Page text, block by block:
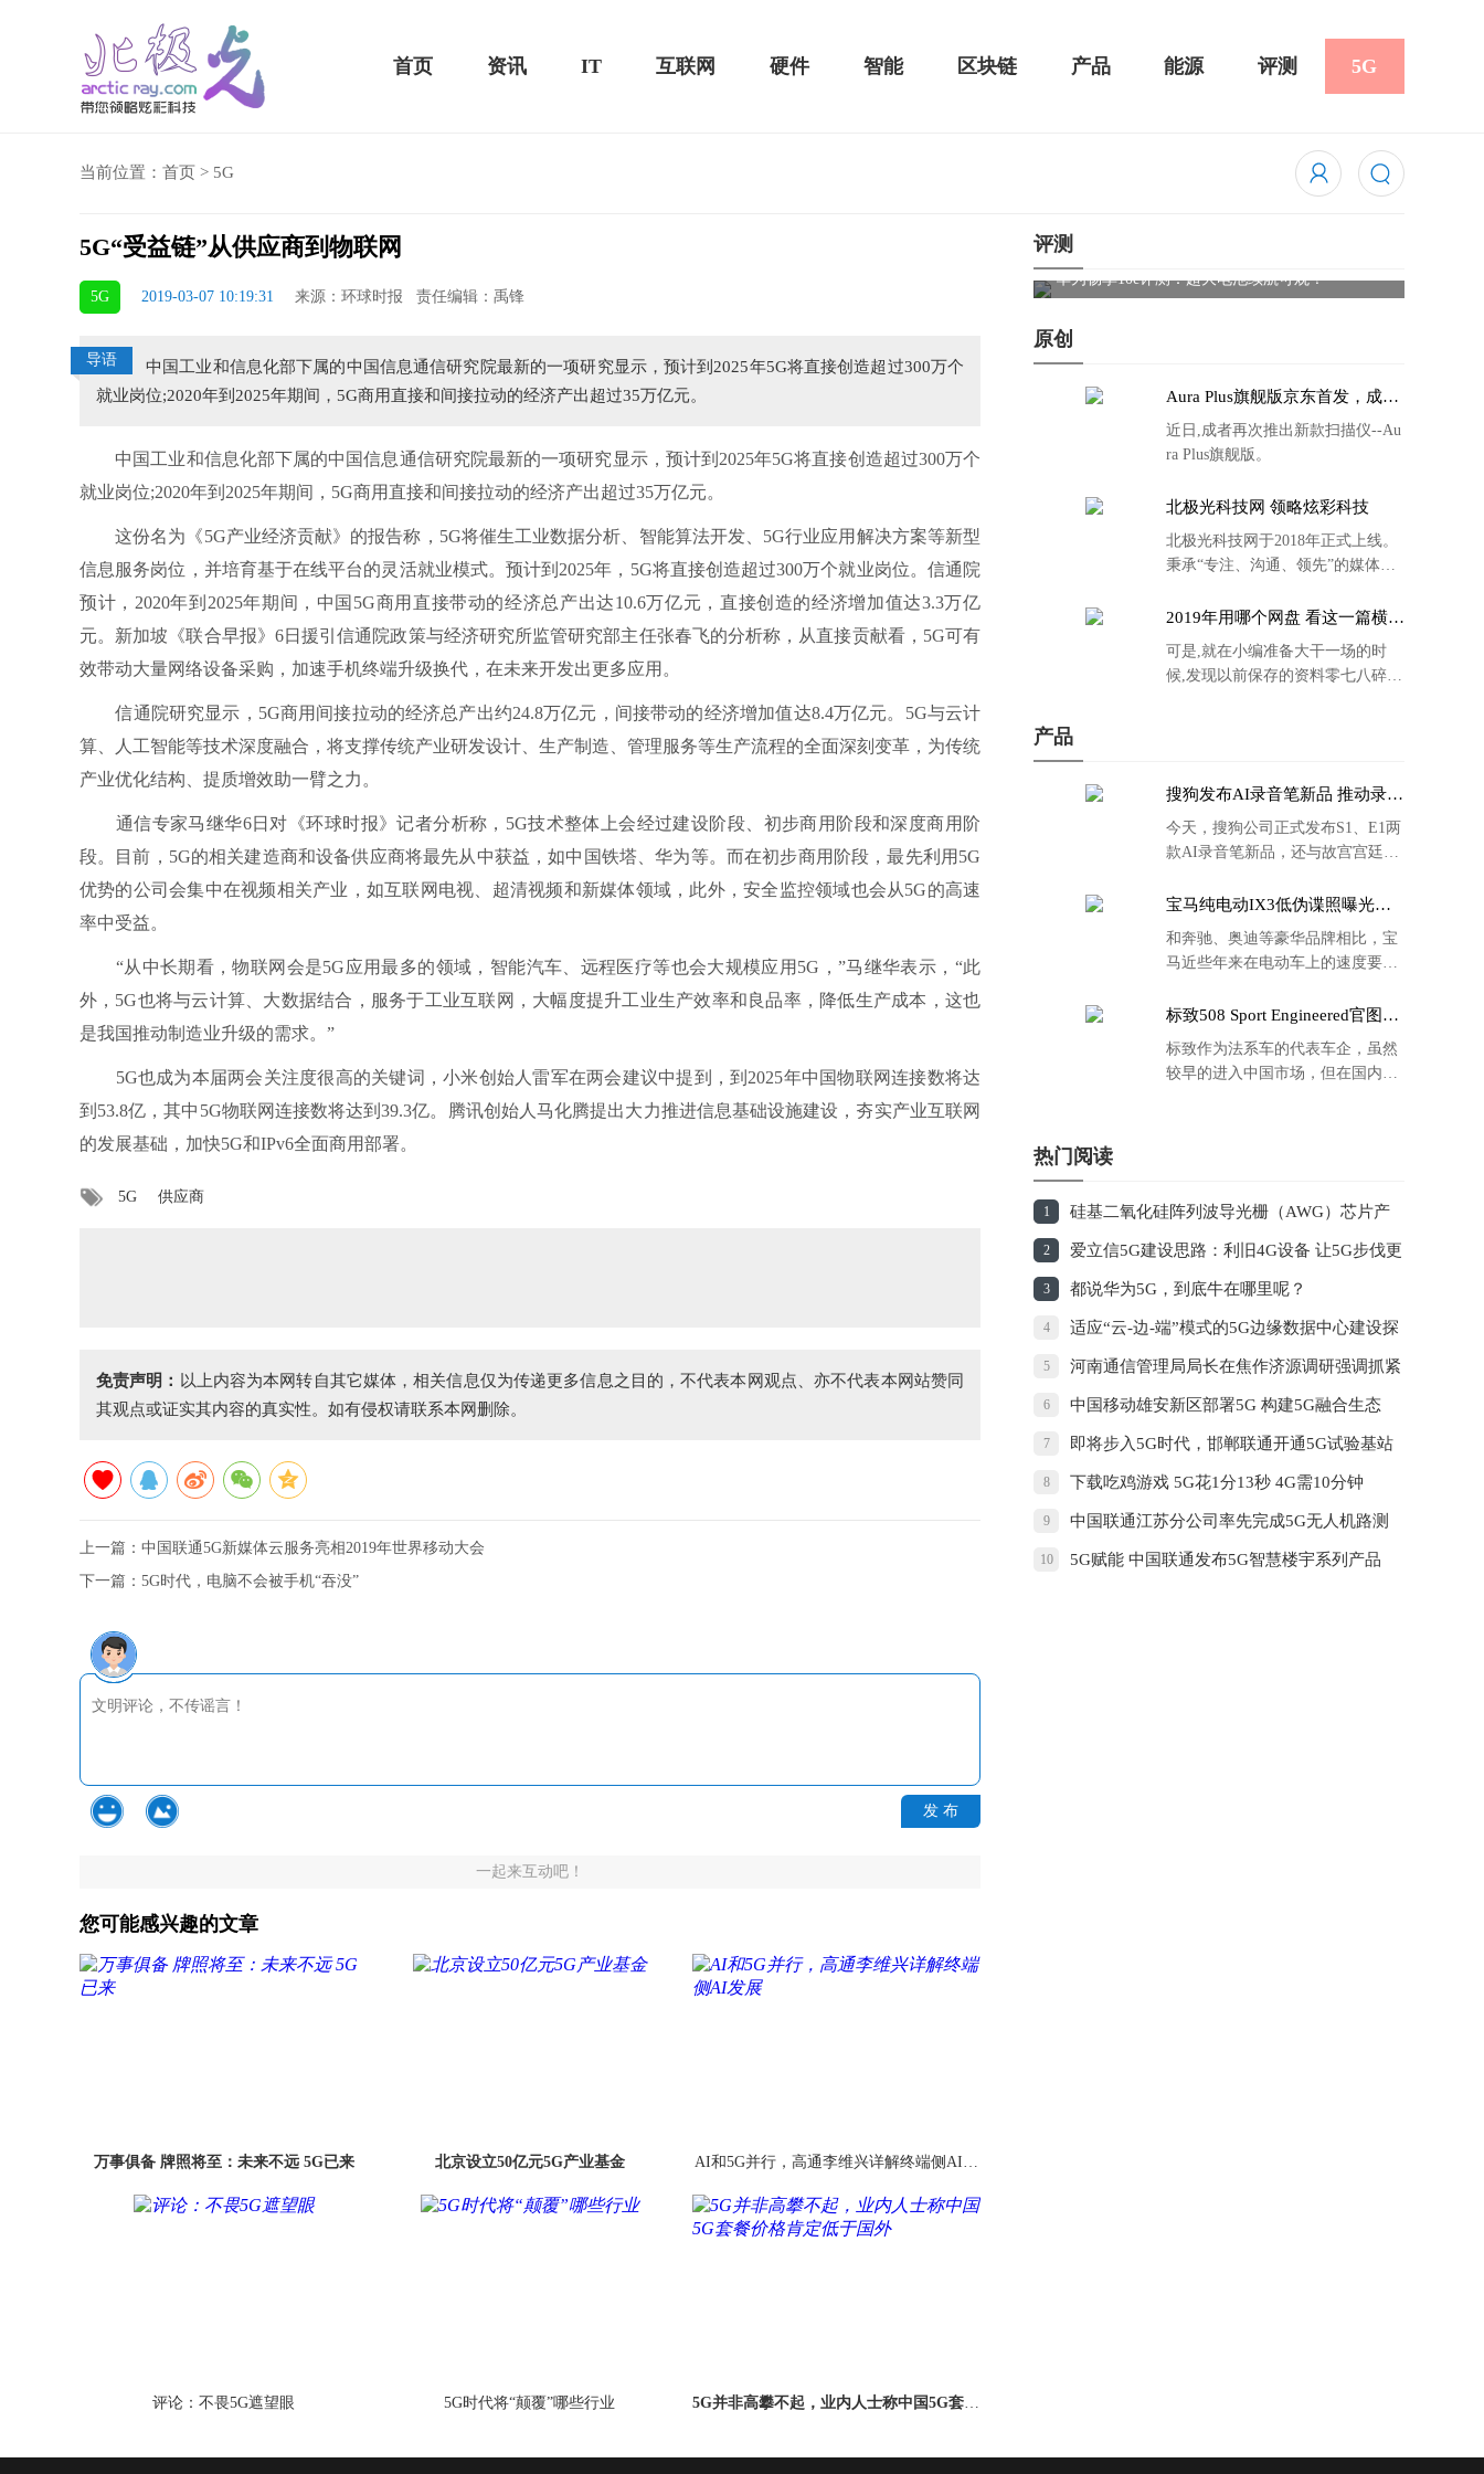
首页 资讯 IT 互联网 硬件 智能 区块链 产品 能源 评测 5G
当前位置： 首页 > 5G
5G“受益链”从供应商到物联网
5G 2019-03-07 10:19:31 来源：环球时报 责任编辑：禹锋
导语
中国工业和信息化部下属的中国信息通信研究院最新的一项研究显示，预计到2025年5G将直接创造超过300万个
就业岗位;2020年到2025年期间，5G商用直接和间接拉动的经济产出超过35万亿元。
中国工业和信息化部下属的中国信息通信研究院最新的一项研究显示，预计到2025年5G将直接创造超过300万个
就业岗位;2020年到2025年期间，5G商用直接和间接拉动的经济产出超过35万亿元。
这份名为《5G产业经济贡献》的报告称，5G将催生工业数据分析、智能算法开发、5G行业应用解决方案等新型
信息服务岗位，并培育基于在线平台的灵活就业模式。预计到2025年，5G将直接创造超过300万个就业岗位。信通院
预计，2020年到2025年期间，中国5G商用直接带动的经济总产出达10.6万亿元，直接创造的经济增加值达3.3万亿
元。新加坡《联合早报》6日援引信通院政策与经济研究所监管研究部主任张春飞的分析称，从直接贡献看，5G可有
效带动大量网络设备采购，加速手机终端升级换代，在未来开发出更多应用。
信通院研究显示，5G商用间接拉动的经济总产出约24.8万亿元，间接带动的经济增加值达8.4万亿元。5G与云计
算、人工智能等技术深度融合，将支撑传统产业研发设计、生产制造、管理服务等生产流程的全面深刻变革，为传统
产业优化结构、提质增效助一臂之力。
通信专家马继华6日对《环球时报》记者分析称，5G技术整体上会经过建设阶段、初步商用阶段和深度商用阶
段。目前，5G的相关建造商和设备供应商将最先从中获益，如中国铁塔、华为等。而在初步商用阶段，最先利用5G
优势的公司会集中在视频相关产业，如互联网电视、超清视频和新媒体领域，此外，安全监控领域也会从5G的高速
率中受益。
“从中长期看，物联网会是5G应用最多的领域，智能汽车、远程医疗等也会大规模应用5G，”马继华表示，“此
外，5G也将与云计算、大数据结合，服务于工业互联网，大幅度提升工业生产效率和良品率，降低生产成本，这也
是我国推动制造业升级的需求。”
5G也成为本届两会关注度很高的关键词，小米创始人雷军在两会建议中提到，到2025年中国物联网连接数将达
到53.8亿，其中5G物联网连接数将达到39.3亿。腾讯创始人马化腾提出大力推进信息基础设施建设，夯实产业互联网
的发展基础，加快5G和IPv6全面商用部署。
5G 供应商
免责声明： 以上内容为本网转自其它媒体，相关信息仅为传递更多信息之目的，不代表本网观点、亦不代表本网站赞同
其观点或证实其内容的真实性。如有侵权请联系本网删除。
上一篇： 中国联通5G新媒体云服务亮相2019年世界移动大会
下一篇： 5G时代，电脑不会被手机“吞没”
发 布
一起来互动吧！
您可能感兴趣的文章
万事俱备 牌照将至：未来不远 5G已来 北京设立50亿元5G产业基金
AI和5G并行，高通李维兴详解终端侧AI发
评论：不畏5G遮望眼 5G时代将“颠覆”哪些行业
5G并非高攀不起，业内人士称中国5G套餐
评测
华为畅享10e评测：超大电池续航可观！ 骁龙855 Plus横扫千军！黑鲨游戏
原创
Aura Plus旗舰版京东首发，成者
近日,成者再次推出新款扫描仪--Au
ra Plus旗舰版。
北极光科技网 领略炫彩科技
北极光科技网于2018年正式上线。
秉承“专注、沟通、领先”的媒体理
2019年用哪个网盘 看这一篇横评
可是,就在小编准备大干一场的时
候,发现以前保存的资料零七八碎,
产品
搜狗发布AI录音笔新品 推动录音
今天，搜狗公司正式发布S1、E1两
款AI录音笔新品，还与故宫宫廷文
的故宫宫廷联名款。
宝马纯电动IX3低伪谍照曝光：
和奔驰、奥迪等豪华品牌相比，宝
马近些年来在电动车上的速度要慢
标致508 Sport Engineered官图发
标致作为法系车的代表车企，虽然
较早的进入中国市场，但在国内的
热门阅读
1 硅基二氧化硅阵列波导光栅（AWG）芯片产
业化项目团队 “中国芯”有望领跑5G时代
2 爱立信5G建设思路：利旧4G设备 让5G步伐更
快回报更高
3 都说华为5G，到底牛在哪里呢？
4 适应“云-边-端”模式的5G边缘数据中心建设探
讨
5 河南通信管理局局长在焦作济源调研强调抓紧
编制5G基站建设专项规划
6 中国移动雄安新区部署5G 构建5G融合生态
7 即将步入5G时代，邯郸联通开通5G试验基站
8 下载吃鸡游戏 5G花1分13秒 4G需10分钟
9 中国联通江苏分公司率先完成5G无人机路测
研究，助力通信产业低空数字化发展
10 5G赋能 中国联通发布5G智慧楼宇系列产品